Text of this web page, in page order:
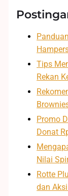
Tips
Rekan
Promo
Donat
Nilai
Rotte
dan